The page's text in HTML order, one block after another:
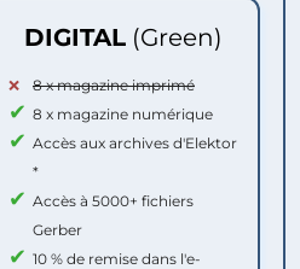
DIGITAL (Green)
8 x magazine imprimé
8 x magazine numérique
Accès aux archives d'Elektor
*
Accès à 5000+ fichiers
Gerber
10 % de remise dans l'e-